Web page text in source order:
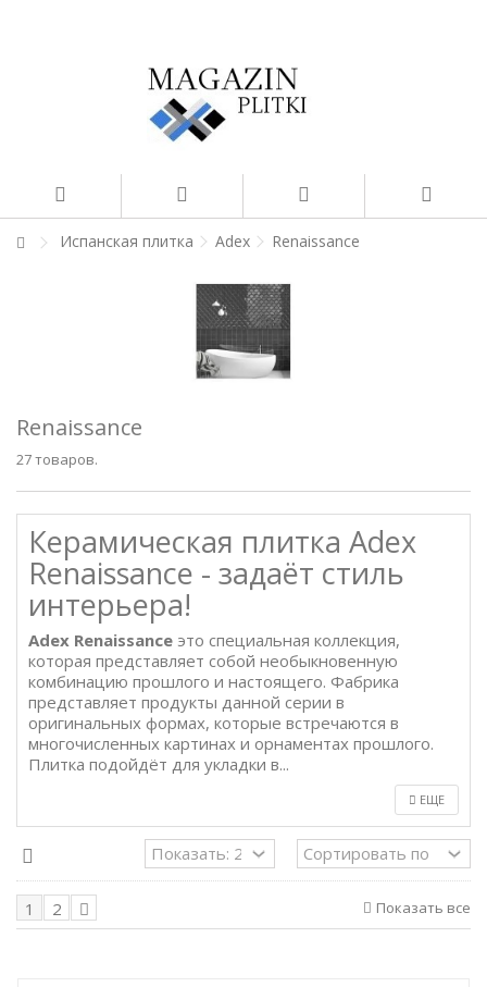
Испанская плитка Adex Renaissance
Renaissance
27 товаров.
Керамическая плитка Adex
Renaissance - задаёт стиль
интерьера!
Adex Renaissance это специальная коллекция,
которая представляет собой необыкновенную
комбинацию прошлого и настоящего. Фабрика
представляет продукты данной серии в
оригинальных формах, которые встречаются в
многочисленных картинах и орнаментах прошлого.
Плитка подойдёт для укладки в...
ЕЩЕ
Показать все
1 2